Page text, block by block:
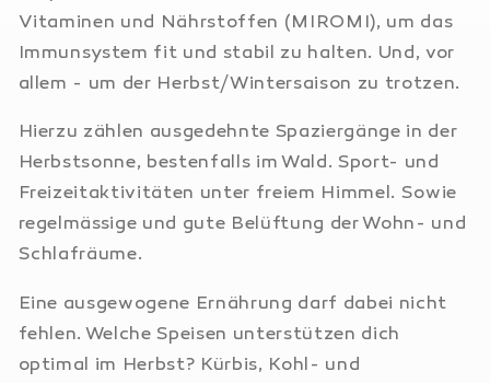
Vitaminen und Nährstoffen (MIROMI), um das
Immunsystem fit und stabil zu halten. Und, vor
allem - um der Herbst/Wintersaison zu trotzen.
Hierzu zählen ausgedehnte Spaziergänge in der
Herbstsonne, bestenfalls im Wald. Sport- und
Freizeitaktivitäten unter freiem Himmel. Sowie
regelmässige und gute Belüftung der Wohn- und
Schlafräume.
Eine ausgewogene Ernährung darf dabei nicht
fehlen. Welche Speisen unterstützen dich
optimal im Herbst? Kürbis, Kohl- und